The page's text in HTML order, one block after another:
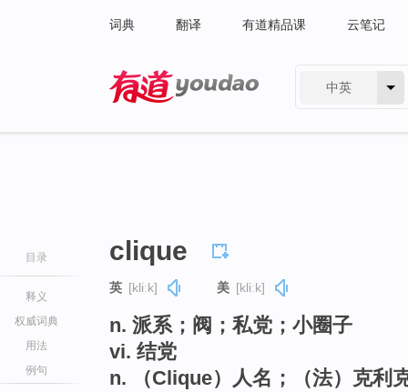
词典 翻译 有道精品课 云笔记
中英
目录
释义
权威词典
用法
例句
clique
英 [kliːk] 美 [kliːk]
n. 派系；阀；私党；小圈子
vi. 结党
n. （Clique）人名；（法）克利